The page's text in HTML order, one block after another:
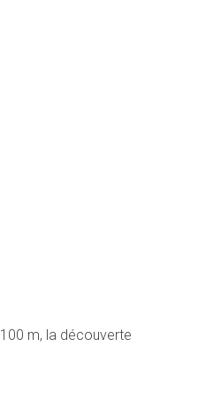
m, la découverte